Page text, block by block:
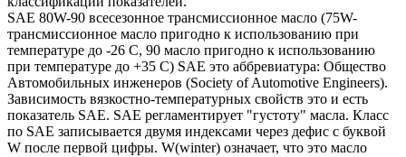
SAE 80W-90 всесезонное трансмиссионное масло (75W-
трансмиссионное масло пригодно к использованию при
температуре до -26 С, 90 масло пригодно к использованию
при температуре до +35 С) SAE это аббревиатура: Общество
Автомобильных инженеров (Society of Automotive Engineers).
Зависимость вязкостно-температурных свойств это и есть
показатель SAE. SAE регламентирует "густоту" масла. Класс
по SAE записывается двумя индексами через дефис с буквой
W после первой цифры. W(winter) означает, что это масло